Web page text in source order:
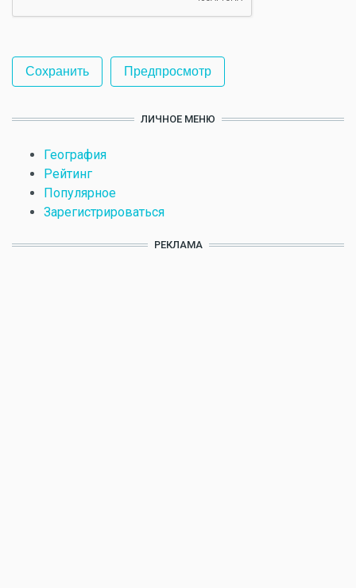
ЛИЧНОЕ МЕНЮ
География
Рейтинг
Популярное
Зарегистрироваться
РЕКЛАМА